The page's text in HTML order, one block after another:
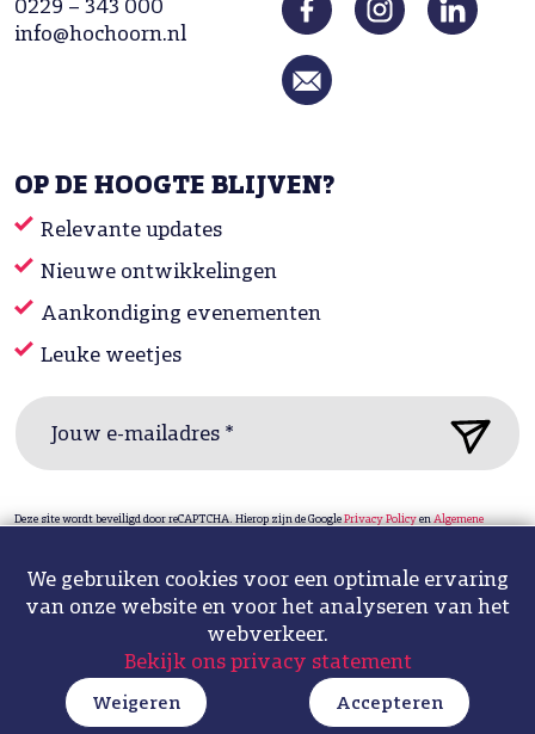
We gebruiken cookies voor een optimale ervaring
van onze website en voor het analyseren van het
webverkeer.
Bekijk ons privacy statement
Accepteren
Weigeren
0229 – 343 000
info@hochoorn.nl
OP DE HOOGTE BLIJVEN?
Relevante updates
Nieuwe ontwikkelingen
Aankondiging evenementen
Leuke weetjes
Jouw e-mailadres *
Deze site wordt beveiligd door reCAPTCHA. Hierop zijn de GooglePrivacy PolicyenAlgemene
Privacy statement & cookies Sitemap
Fotografie: Hélène de Bruijn